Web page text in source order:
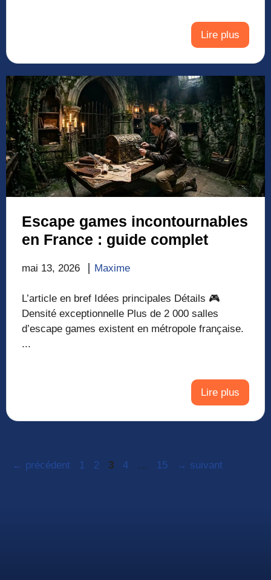
Lire plus
Escape games incontournables
en France : guide complet
mai 13, 2026 Maxime
L’article en bref Idées principales Détails 🎮
Densité exceptionnelle Plus de 2 000 salles
d’escape games existent en métropole française.
...
Lire plus
← précédent Page
1 Page
2 Page
3 Page
4 … Page
15 → suivant